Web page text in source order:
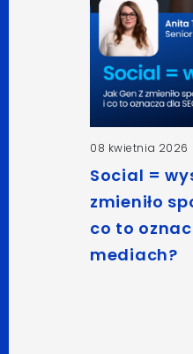
08 kwietnia 2026
Social =
zmieniło
co to
mediach?